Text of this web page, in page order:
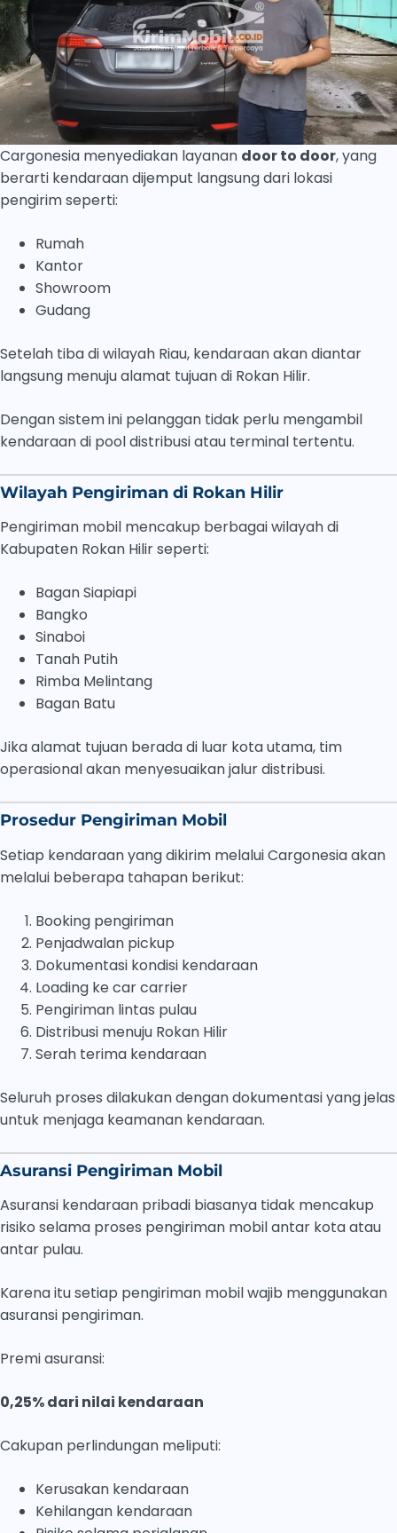
Cargonesia menyediakan layanan door to door, yang
berarti kendaraan dijemput langsung dari lokasi
pengirim seperti:
Rumah
Kantor
Showroom
Gudang
Setelah tiba di wilayah Riau, kendaraan akan diantar
langsung menuju alamat tujuan di Rokan Hilir.
Dengan sistem ini pelanggan tidak perlu mengambil
kendaraan di pool distribusi atau terminal tertentu.
Wilayah Pengiriman di Rokan Hilir
Pengiriman mobil mencakup berbagai wilayah di
Kabupaten Rokan Hilir seperti:
Bagan Siapiapi
Bangko
Sinaboi
Tanah Putih
Rimba Melintang
Bagan Batu
Jika alamat tujuan berada di luar kota utama, tim
operasional akan menyesuaikan jalur distribusi.
Prosedur Pengiriman Mobil
Setiap kendaraan yang dikirim melalui Cargonesia akan
melalui beberapa tahapan berikut:
Booking pengiriman
Penjadwalan pickup
Dokumentasi kondisi kendaraan
Loading ke car carrier
Pengiriman lintas pulau
Distribusi menuju Rokan Hilir
Serah terima kendaraan
Seluruh proses dilakukan dengan dokumentasi yang jelas
untuk menjaga keamanan kendaraan.
Asuransi Pengiriman Mobil
Asuransi kendaraan pribadi biasanya tidak mencakup
risiko selama proses pengiriman mobil antar kota atau
antar pulau.
Karena itu setiap pengiriman mobil wajib menggunakan
asuransi pengiriman.
Premi asuransi:
0,25% dari nilai kendaraan
Cakupan perlindungan meliputi:
Kerusakan kendaraan
Kehilangan kendaraan